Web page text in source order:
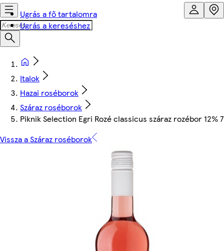
Ugrás a fő tartalomra
Ugrás a kereséshez
Italok
Hazai roséborok
Száraz roséborok
Piknik Selection Egri Rozé classicus száraz rozébor 12%
Vissza a Száraz roséborok